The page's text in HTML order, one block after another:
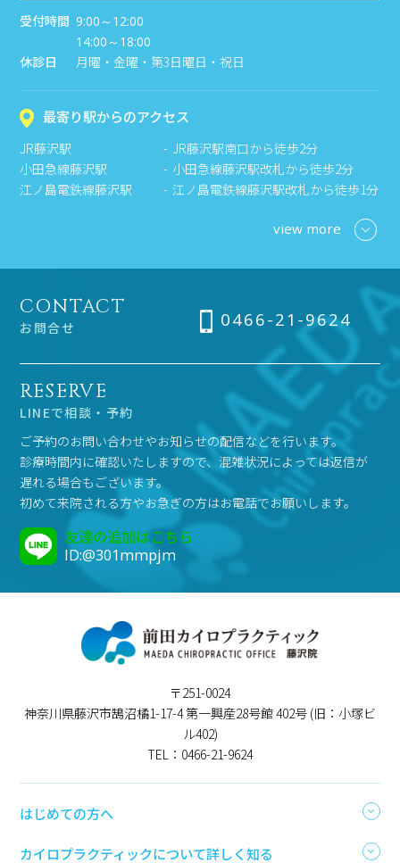
受付時間 9:00～12:00
14:00～18:00
休診日 月曜・金曜・第3日曜日・祝日
最寄り駅からのアクセス
JR藤沢駅
JR藤沢駅南口から徒歩2分
小田急線藤沢駅
小田急線藤沢駅改札から徒歩2分
江ノ島電鉄線藤沢駅
江ノ島電鉄線藤沢駅改札から徒歩1分
view more
CONTACT
お問合せ 0466-21-9624
RESERVE
LINEで相談・予約
ご予約のお問い合わせやお知らせの配信などを行います。
診療時間内に確認いたしますので、混雑状況によっては返信が
遅れる場合もございます。
初めて来院される方やお急ぎの方はお電話でお願いします。
友達の追加はこちら
ID:@301mmpjm
〒251-0024
神奈川県藤沢市鵠沼橘1-17-4 第一興産28号館 402号 (旧：小塚ビ
ル402)
TEL：0466-21-9624
はじめての方へ
カイロプラクティックについて詳しく知る